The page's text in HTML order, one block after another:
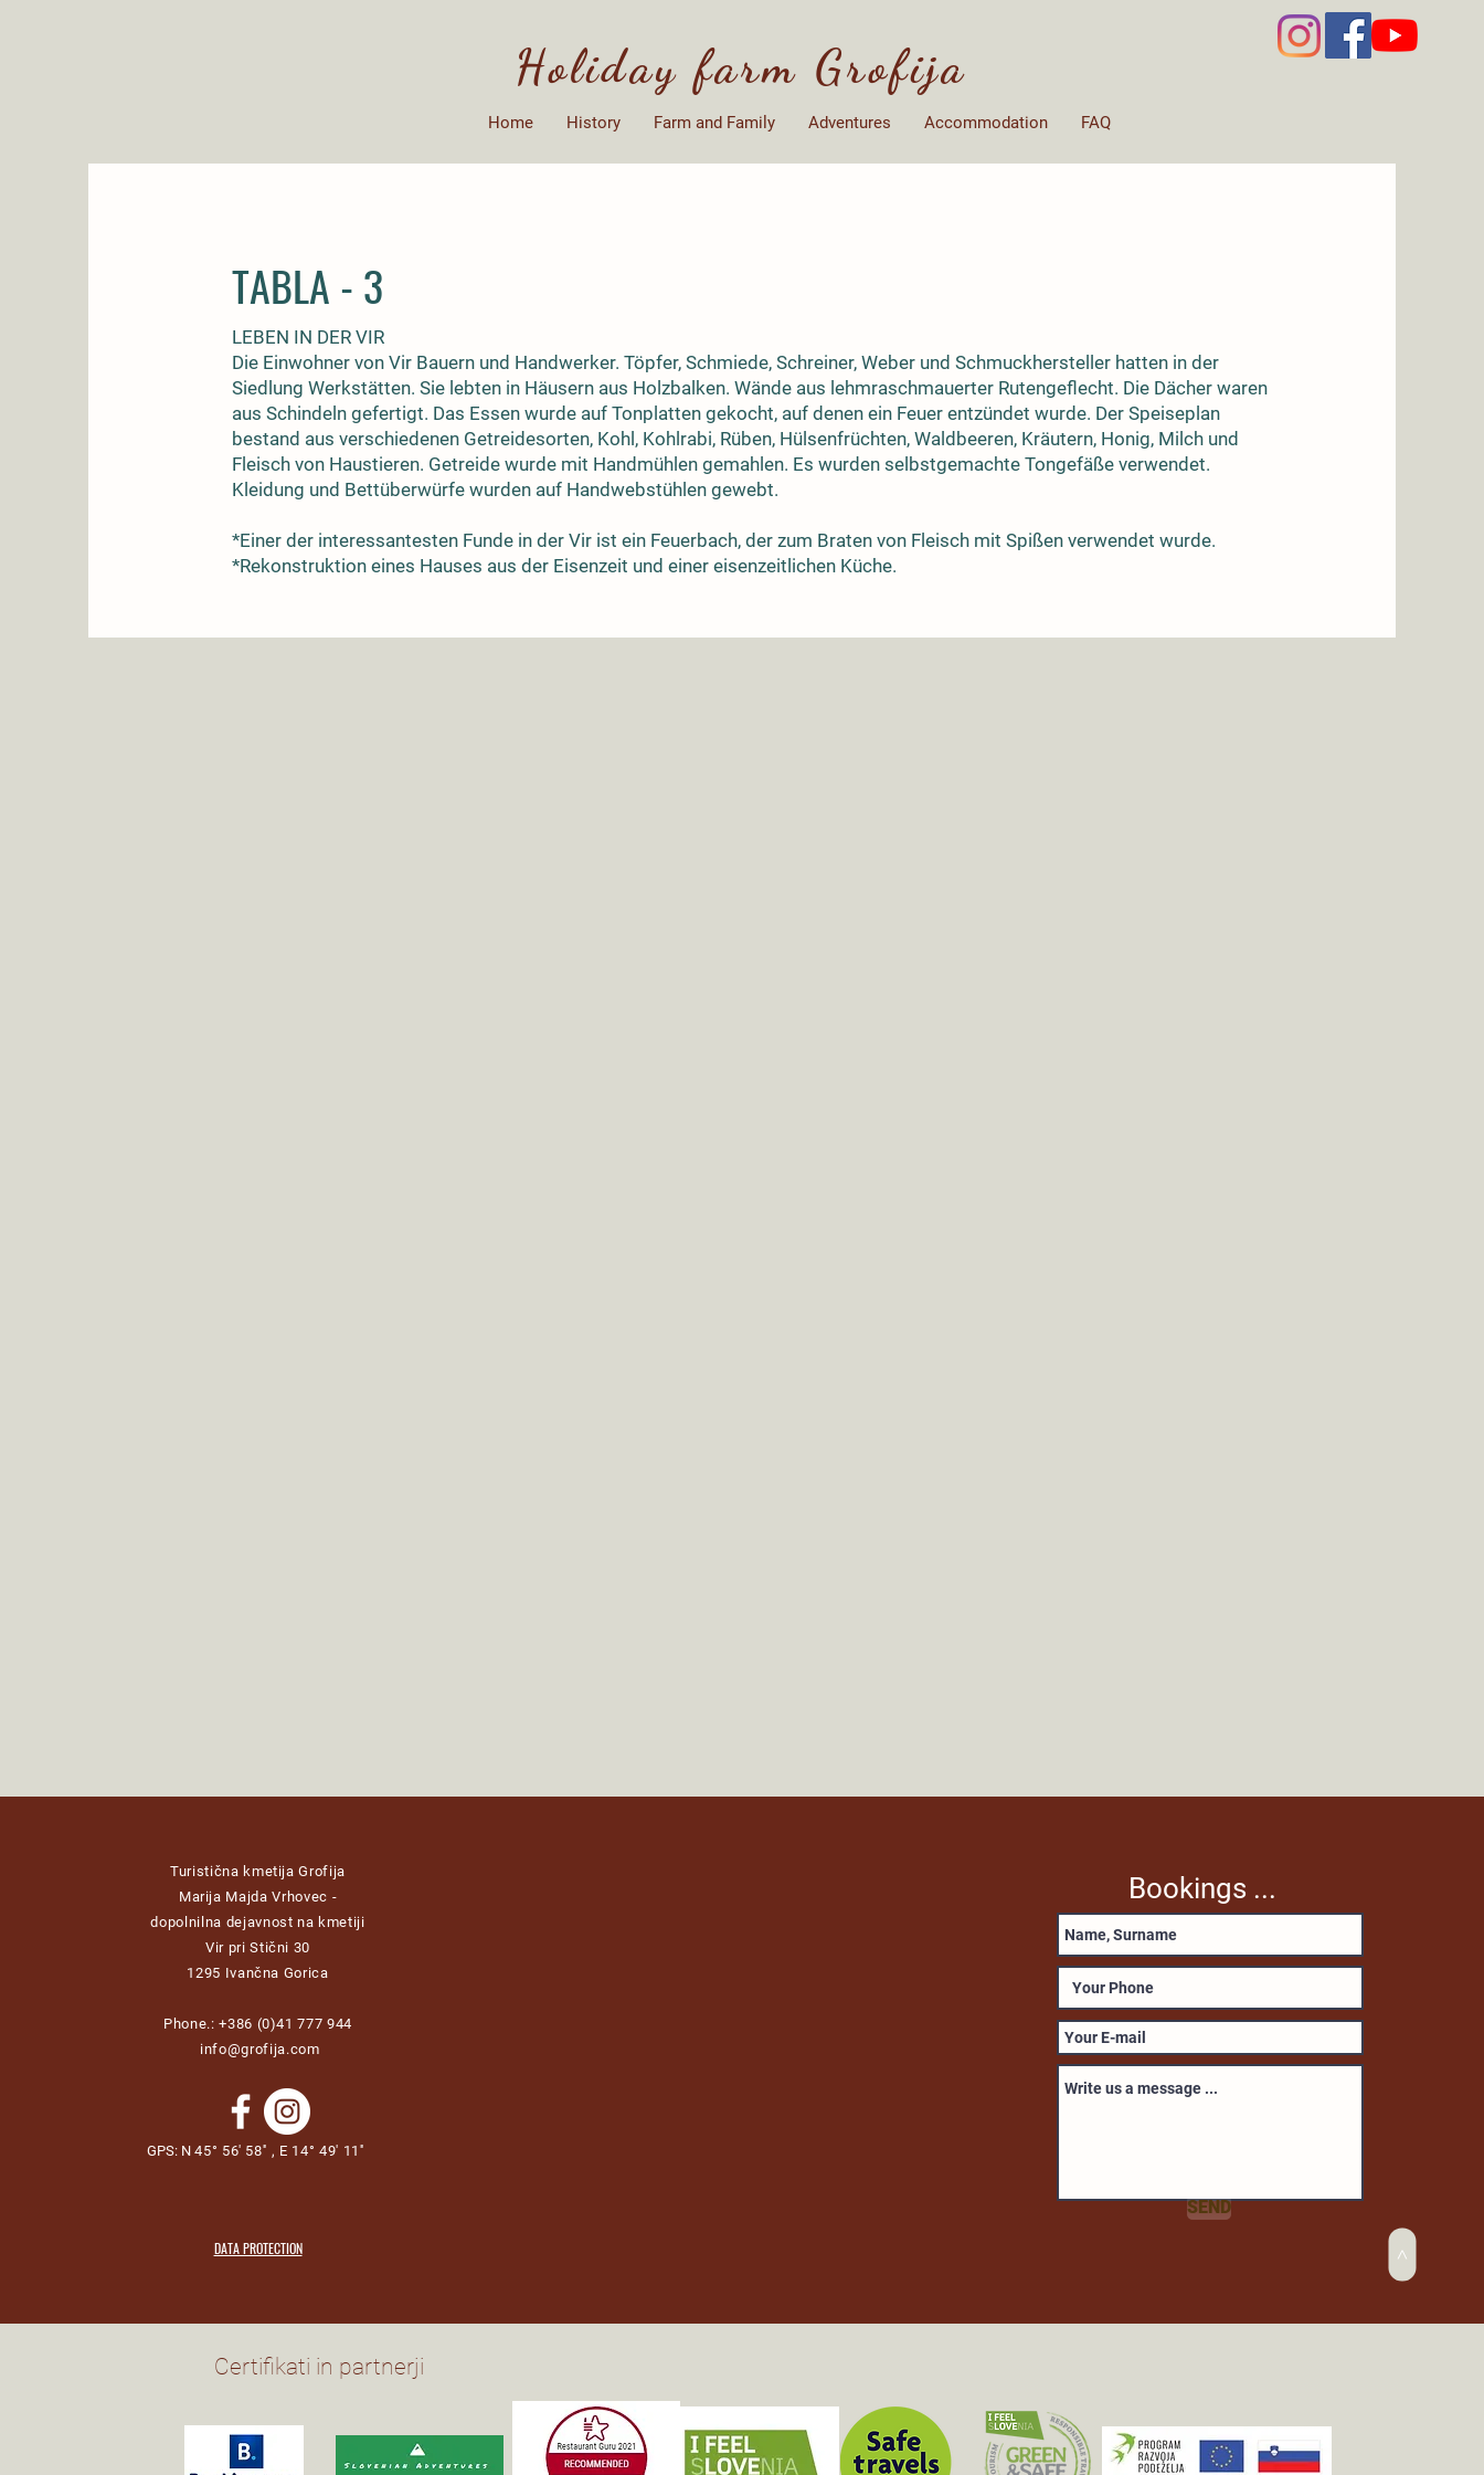
Home History Farm and Family Adventures Accommodation FAQ
Holiday farm Grofija
TABLA - 3
LEBEN IN DER VIR
Die Einwohner von Vir Bauern und Handwerker. Töpfer, Schmiede, Schreiner, Weber und Schmuckhersteller hatten in der
Siedlung Werkstätten. Sie lebten in Häusern aus Holzbalken. Wände aus lehmraschmauerter Rutengeflecht. Die Dächer waren
aus Schindeln gefertigt. Das Essen wurde auf Tonplatten gekocht, auf denen ein Feuer entzündet wurde. Der Speiseplan
bestand aus verschiedenen Getreidesorten, Kohl, Kohlrabi, Rüben, Hülsenfrüchten, Waldbeeren, Kräutern, Honig, Milch und
Fleisch von Haustieren. Getreide wurde mit Handmühlen gemahlen. Es wurden selbstgemachte Tongefäße verwendet.
Kleidung und Bettüberwürfe wurden auf Handwebstühlen gewebt.
*Einer der interessantesten Funde in der Vir ist ein Feuerbach, der zum Braten von Fleisch mit Spißen verwendet wurde.
*Rekonstruktion eines Hauses aus der Eisenzeit und einer eisenzeitlichen Küche.
Turistična kmetija Grofija
Marija Majda Vrhovec -
dopolnilna dejavnost na kmetiji
Vir pri Stični 30
1295 Ivančna Gorica
Phone.: +386 (0)41 777 944
info@grofija.com
GPS: N45° 56' 58'' , E 14° 49' 11''
DATA PROTECTION
Bookings ...
SEND
>
Certifikati in partnerji